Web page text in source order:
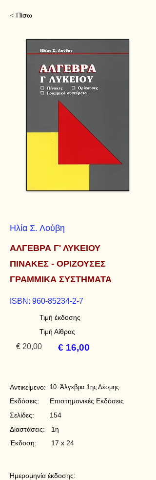
< Πίσω
Ηλία Σ. Λούβη
ΑΛΓΕΒΡΑ Γ' ΛΥΚΕΙΟΥ
ΠΙΝΑΚΕΣ - ΟΡΙΖΟΥΣΕΣ
ΓΡΑΜΜΙΚΑ ΣΥΣΤΗΜΑΤΑ
ISBN: 960-85234-2-7
Τιμή έκδοσης
Τιμή Αίθρας
€ 20,00 € 16,00
Αντικείμενο:
Εκδόσεις:
Σελίδες:
10. Άλγεβρα 1ης Δέσμης
Επιστημονικές Εκδόσεις
154
Διαστάσεις:
Έκδοση:
1η
17 x 24
Ημερομηνία έκδοσης: